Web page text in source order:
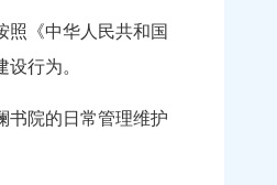
《中华人民共和国
行为。
院的日常管理维护